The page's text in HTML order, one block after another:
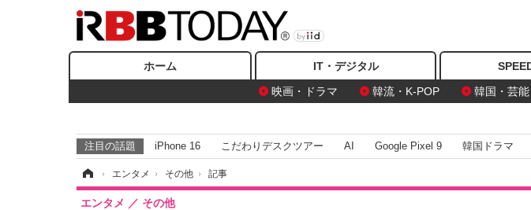
ホーム IT・デジタル
映画・ドラマ
韓流・K-POP 韓国・芸能
注目の話題 iPhone 16 こだわりデスクツアー AI Google Pixel 9 韓国ドラマ
› エンタメ › その他 › 記事
エンタメ その他